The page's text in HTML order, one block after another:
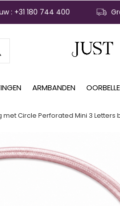
ARMBANDEN
: +31 180 744 400
Circle Perforated Mini 3 Letters